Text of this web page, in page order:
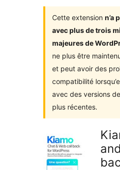
Cette extension n’a
avec plus de trois
majeures de
ne plus être
et peut avoir des
compatibilité
avec des versions
plus récentes.